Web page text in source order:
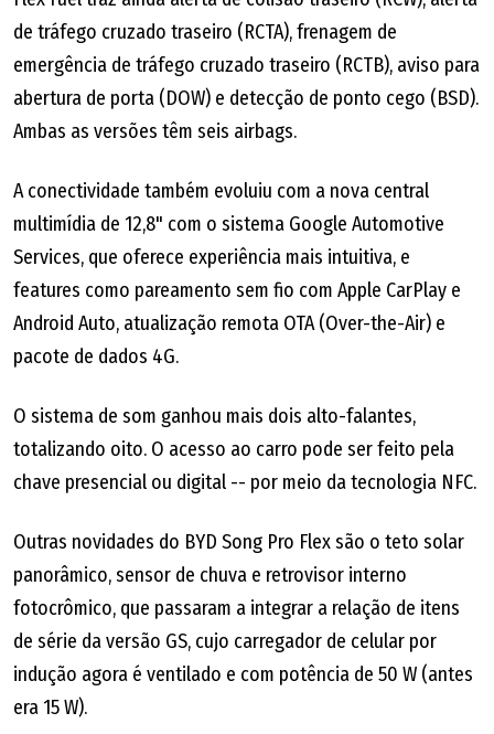
de tráfego cruzado traseiro (RCTA), frenagem de
emergência de tráfego cruzado traseiro (RCTB), aviso para
abertura de porta (DOW) e detecção de ponto cego (BSD).
Ambas as versões têm seis airbags.
A conectividade também evoluiu com a nova central
multimídia de 12,8" com o sistema Google Automotive
Services, que oferece experiência mais intuitiva, e
features como pareamento sem fio com Apple CarPlay e
Android Auto, atualização remota OTA (Over-the-Air) e
pacote de dados 4G.
O sistema de som ganhou mais dois alto-falantes,
totalizando oito. O acesso ao carro pode ser feito pela
chave presencial ou digital -- por meio da tecnologia NFC.
Outras novidades do BYD Song Pro Flex são o teto solar
panorâmico, sensor de chuva e retrovisor interno
fotocrômico, que passaram a integrar a relação de itens
de série da versão GS, cujo carregador de celular por
indução agora é ventilado e com potência de 50 W (antes
era 15 W).